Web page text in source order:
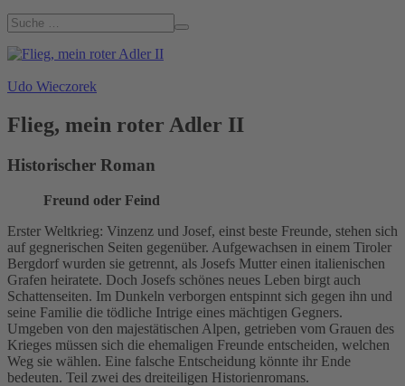
Udo Wieczorek
Flieg, mein roter Adler II
Historischer Roman
Freund oder Feind
Erster Weltkrieg: Vinzenz und Josef, einst beste Freunde, stehen sich
auf gegnerischen Seiten gegenüber. Aufgewachsen in einem Tiroler
Bergdorf wurden sie getrennt, als Josefs Mutter einen italienischen
Grafen heiratete. Doch Josefs schönes neues Leben birgt auch
Schattenseiten. Im Dunkeln verborgen entspinnt sich gegen ihn und
seine Familie die tödliche Intrige eines mächtigen Gegners.
Umgeben von den majestätischen Alpen, getrieben vom Grauen des
Krieges müssen sich die ehemaligen Freunde entscheiden, welchen
Weg sie wählen. Eine falsche Entscheidung könnte ihr Ende
bedeuten. Teil zwei des dreiteiligen Historienromans.